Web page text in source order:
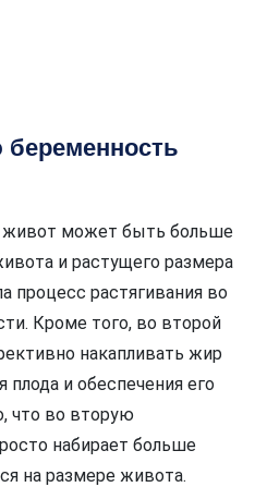
живот может быть больше
и растущего размера
процесс растягивания во
Кроме того, во второй
накапливать жир
и обеспечения его
что во вторую
набирает больше
на размере живота.